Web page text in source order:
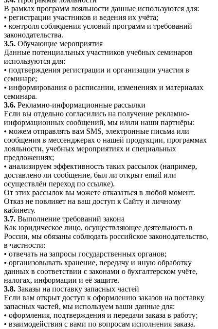
В рамках программ лояльности данные используются для:
• регистрации участников и ведения их учёта;
• контроля соблюдения условий программ и требований
законодательства.
3.5. Обучающие мероприятия
Данные потенциальных участников учебных семинаров
используются для:
• подтверждения регистрации и организации участия в
семинаре;
• информирования о расписании, изменениях и материалах
семинара.
3.6. Рекламно-информационные рассылки
Если вы отдельно согласились на получение рекламно-
информационных сообщений, мы и/или наши партнёры:
• можем отправлять вам SMS, электронные письма или
сообщения в мессенджерах о нашей продукции, программах
лояльности, учебных мероприятиях и специальных
предложениях;
• анализируем эффективность таких рассылок (например,
доставлено ли сообщение, был ли открыт email или
осуществлён переход по ссылке).
От этих рассылок вы можете отказаться в любой момент.
Отказ не повлияет на ваш доступ к Сайту и личному
кабинету.
3.7. Выполнение требований закона
Как юридическое лицо, осуществляющее деятельность в
России, мы обязаны соблюдать российское законодательство,
в частности:
• отвечать на запросы государственных органов;
• организовывать хранение, передачу и иную обработку
данных в соответствии с законами о бухгалтерском учёте,
налогах, информации и её защите.
3.8. Заказы на поставку запасных частей
Если вам открыт доступ к оформлению заказов на поставку
запасных частей, мы используем ваши данные для:
• оформления, подтверждения и передачи заказа в работу;
• взаимодействия с вами по вопросам исполнения заказа.